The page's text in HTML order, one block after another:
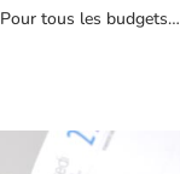
Pour tous les budgets…